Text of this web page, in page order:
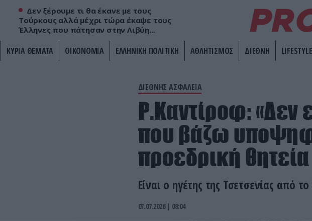
Δεν ξέρουμε τι θα έκανε με τους
Τούρκους αλλά μέχρι τώρα έκαψε τους
Έλληνες που πάτησαν στην Λιβύη...
ΚΥΡΙΑ ΘΕΜΑΤΑ ΟΙΚΟΝΟΜΙΑ ΕΛΛΗΝΙΚΗ ΠΟΛΙΤΙΚΗ ΑΘΛΗΤΙΣΜΟΣ ΔΙΕΘΝΗ LIFESTYLE
ΔΙΕΘΝΗΣ ΑΣΦΑΛΕΙΑ
Ρ.Καντίροφ: «Δεν
που βάζω
προεδρική
Είναι ο ηγέτης της Τσετσενίας από
07.07.2026 | 08:04